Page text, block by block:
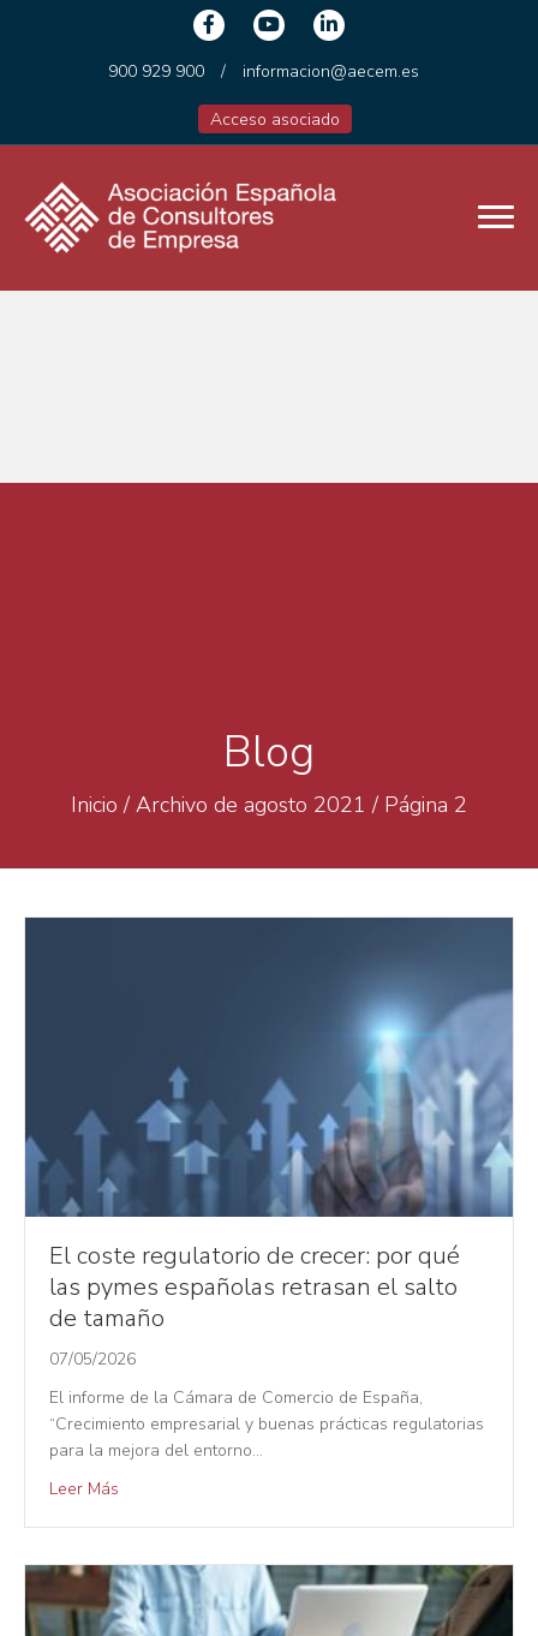
900 929 900 / informacion@aecem.es
Acceso asociado
Blog
Inicio / Archivo de agosto 2021 / Página 2
El coste regulatorio de crecer: por qué
las pymes españolas retrasan el salto
de tamaño
07/05/2026
El informe de la Cámara de Comercio de España,
“Crecimiento empresarial y buenas prácticas regulatorias
para la mejora del entorno…
Leer Más